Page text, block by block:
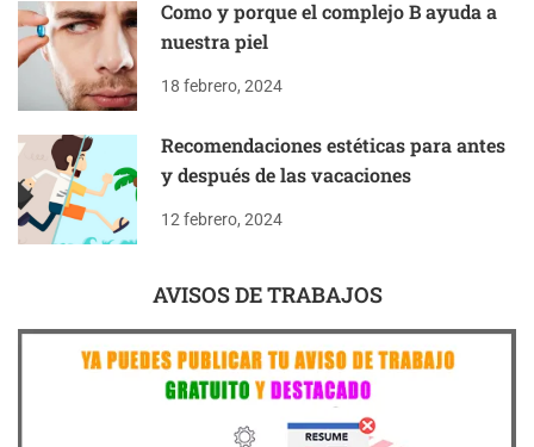
Como y porque el complejo B ayuda a
nuestra piel
18 febrero, 2024
Recomendaciones estéticas para antes
y después de las vacaciones
12 febrero, 2024
AVISOS DE TRABAJOS